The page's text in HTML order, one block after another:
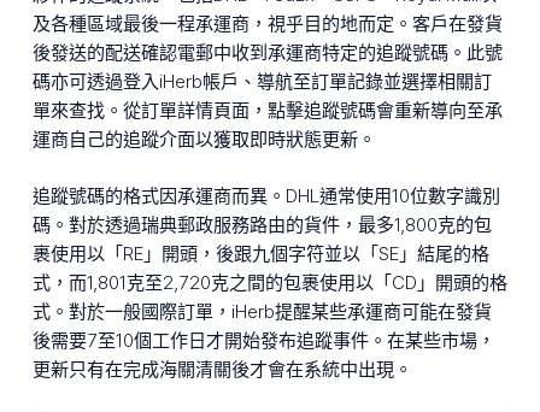
及各種區域最後一程承運商，視乎目的地而定。客戶在發貨
後發送的配送確認電郵中收到承運商特定的追蹤號碼。此號
碼亦可透過登入iHerb帳戶、導航至訂單記錄並選擇相關訂
單來查找。從訂單詳情頁面，點擊追蹤號碼會重新導向至承
運商自己的追蹤介面以獲取即時狀態更新。
追蹤號碼的格式因承運商而異。DHL通常使用10位數字識別
碼。對於透過瑞典郵政服務路由的貨件，最多1,800克的包
裹使用以「RE」開頭，後跟九個字符並以「SE」結尾的格
式，而1,801克至2,720克之間的包裹使用以「CD」開頭的格
式。對於一般國際訂單，iHerb提醒某些承運商可能在發貨
後需要7至10個工作日才開始發布追蹤事件。在某些市場，
更新只有在完成海關清關後才會在系統中出現。